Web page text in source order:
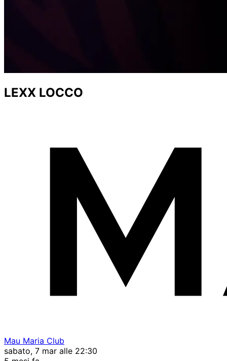
LEXX LOCCO
Mau Maria Club
sabato, 7 mar alle 22:30